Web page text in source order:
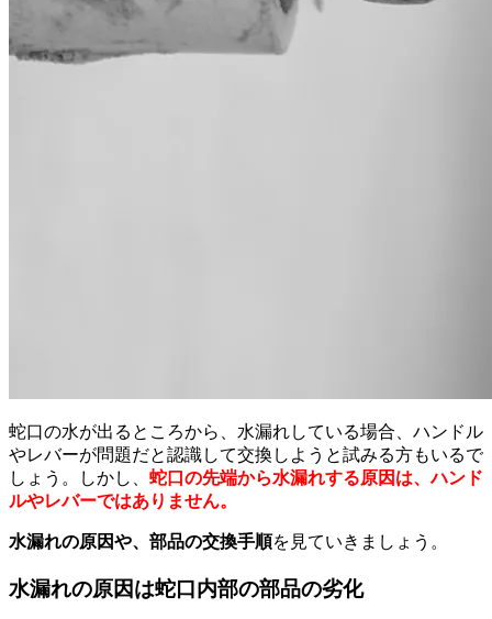
蛇口の水が出るところから、水漏れしている場合、ハンドル
やレバーが問題だと認識して交換しようと試みる方もいるで
しょう。しかし、 蛇口の先端から水漏れする原因は、ハンド
ルやレバーではありません。
水漏れの原因や、部品の交換手順を見ていきましょう。
水漏れの原因は蛇口内部の部品の劣化